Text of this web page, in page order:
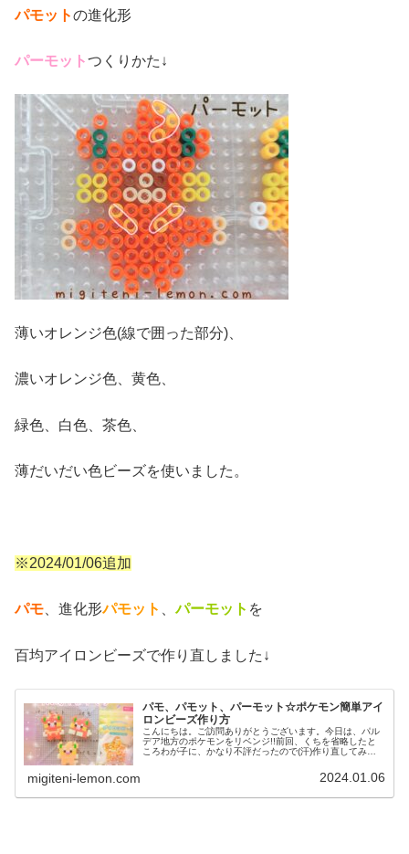
パモットの進化形
パーモットつくりかた↓
薄いオレンジ色(線で囲った部分)、
濃いオレンジ色、黄色、
緑色、白色、茶色、
薄だいだい色ビーズを使いました。
※2024/01/06追加
パモ 、進化形パモット 、パーモット を
百均アイロンビーズで作り直しました↓
パモ、パモット、パーモット☆ポケモン簡単アイ
ロンビーズ作り方
こんにちは。ご訪問ありがとうございます。今日は、パル
デア地方のポケモンをリベンジ!!前回、くちを省略したと
ころわが子に、かなり不評だったので(汗)作り直してみま
migiteni-lemon.com 2024.01.06